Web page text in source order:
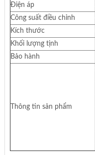
Điện áp
Công suất điều chỉnh
Kích thước
Khối lượng tịnh
Bảo hành
Thông tin sản phẩm